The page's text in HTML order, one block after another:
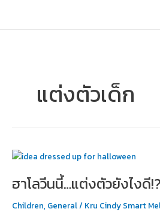
content
แต่งตัวเด็ก
ฮาโลวีนนี้…แต่งตัวยังไงดี!?
Children, General/ Kru Cindy Smart
ฮาโลวีน
แต่ง
ยัง